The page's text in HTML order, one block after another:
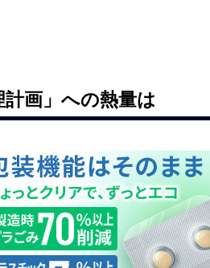
計画」への熱量は